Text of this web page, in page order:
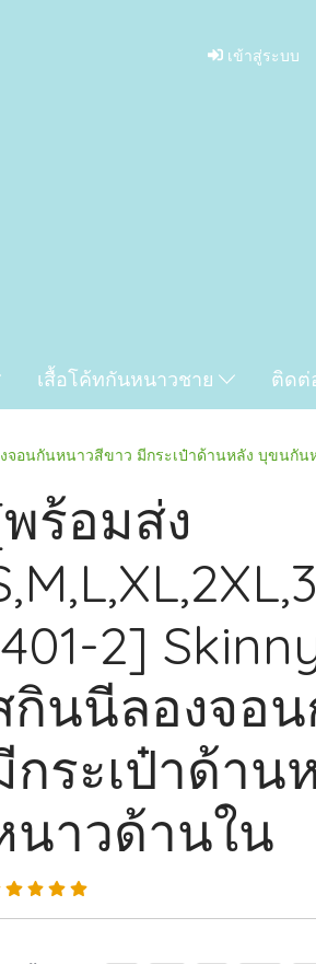
เข้าสู่ระบบ
เสื้อโค้ทกันหนาวชาย ติดต่
องจอนกันหนาวสีขาว มีกระเป๋าด้านหลัง บุขนกั
ร้อมส่ง
2]
กินนีลองจอ
กระเป๋าด้า
นาวด้านใน